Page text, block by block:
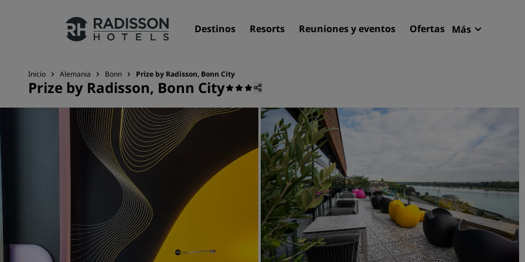
Destinos Resorts Reuniones y eventos Ofertas Más
Nuestras marcas
Marcas de Radisson Hotels
Hoteles nuevos y de
apertura
Reuniones y eventos
Descubre Radisson
Inicio Alemania Bonn Prize by Radisson, Bonn City
Prize by Radisson, Bonn City